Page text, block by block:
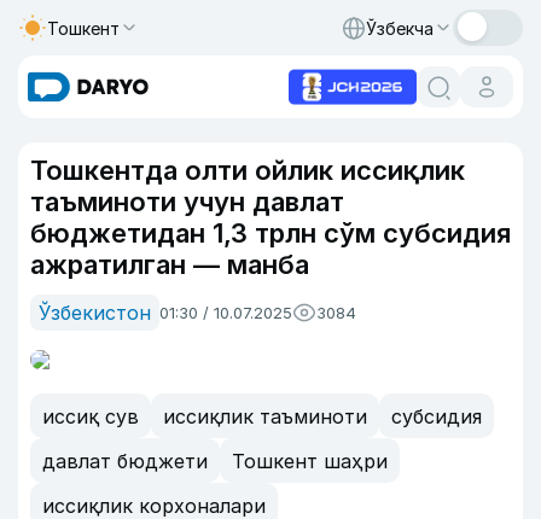
Тошкент Ўзбекча
Тошкентда олти ойлик иссиқлик
таъминоти учун давлат
бюджетидан 1,3 трлн сўм субсидия
ажратилган — манба
Ўзбекистон 01:30 / 10.07.2025 3084
иссиқ сув иссиқлик таъминоти
субсидия
давлат бюджети
Тошкент шаҳри
иссиқлик корхоналари